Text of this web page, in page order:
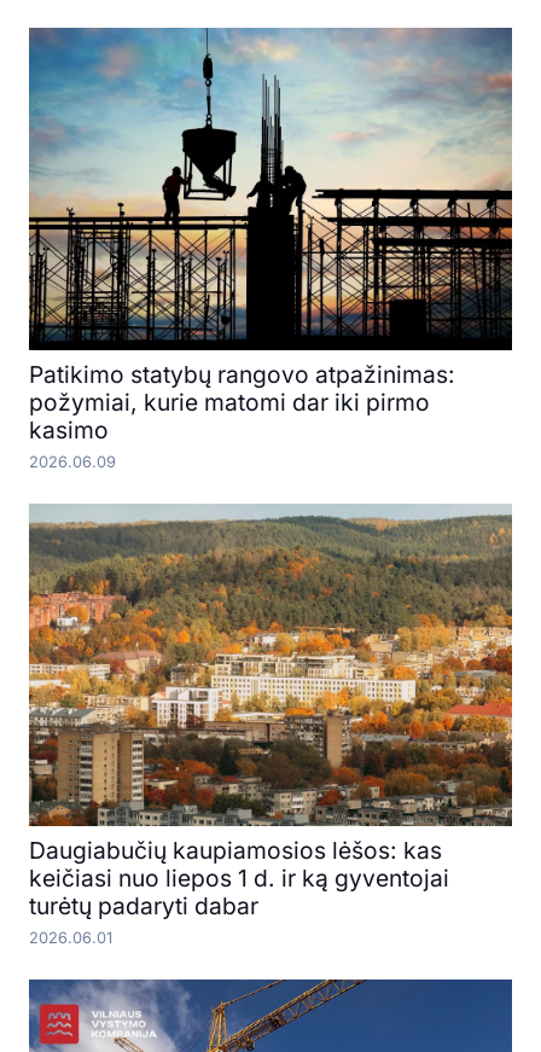
Patikimo statybų rangovo atpažinimas:
požymiai, kurie matomi dar iki pirmo
kasimo
2026.06.09
Daugiabučių kaupiamosios lėšos: kas
keičiasi nuo liepos 1 d. ir ką gyventojai
turėtų padaryti dabar
2026.06.01